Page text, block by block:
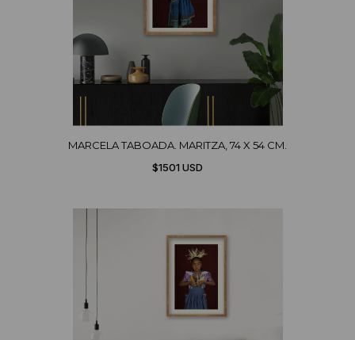
MARCELA TABOADA. MARITZA, 74 X 54 CM.
$1501 USD